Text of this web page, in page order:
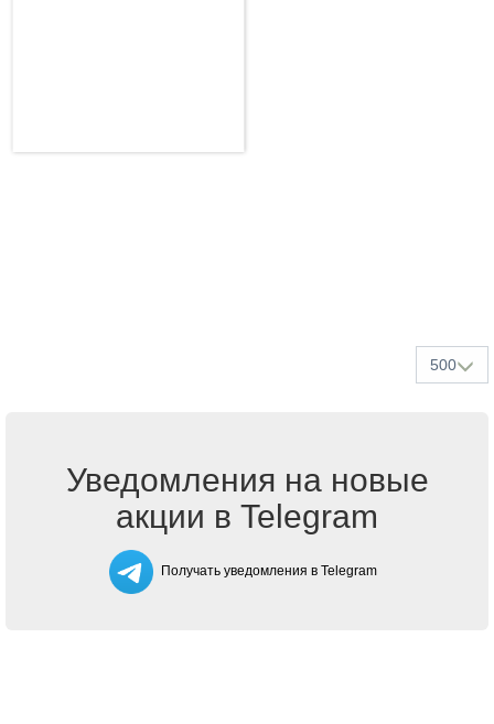
500
Уведомления на новые
акции в Telegram
Получать уведомления в Telegram